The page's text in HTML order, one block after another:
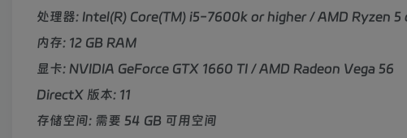
处理器: Intel(R) Core(TM) i5-7600k or higher / AMD Ryzen 5
内存: 12 GB RAM
显卡: NVIDIA GeForce GTX 1660 TI / AMD Radeon Vega 56
DirectX 版本: 11
存储空间: 需要 54 GB 可用空间